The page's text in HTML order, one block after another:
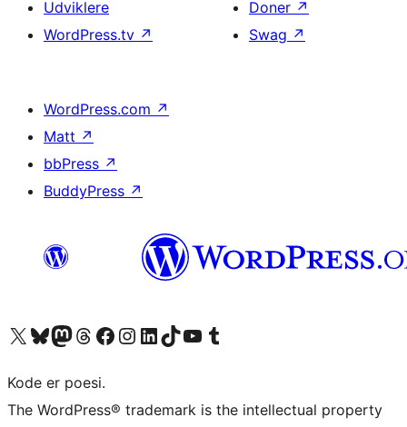
Udviklere
WordPress.tv ↗
Doner ↗
Swag ↗
WordPress.com ↗
Matt ↗
bbPress ↗
BuddyPress ↗
Besøg vores X (tidligere Twitter) konto
Besøg vores Bluesky-konto
Besøg vores Mastodon konto
Besøg vores Threads-konto
Besøg vores Facebook sideBesøg vores Instagram konto
Besøg vores LinkedIn konto
Besøg vores TikTok-konto
Besøg vores YouTube-kanalBesøg vores Tumblr-konto
Kode er poesi.
The WordPress® trademark is the intellectual property